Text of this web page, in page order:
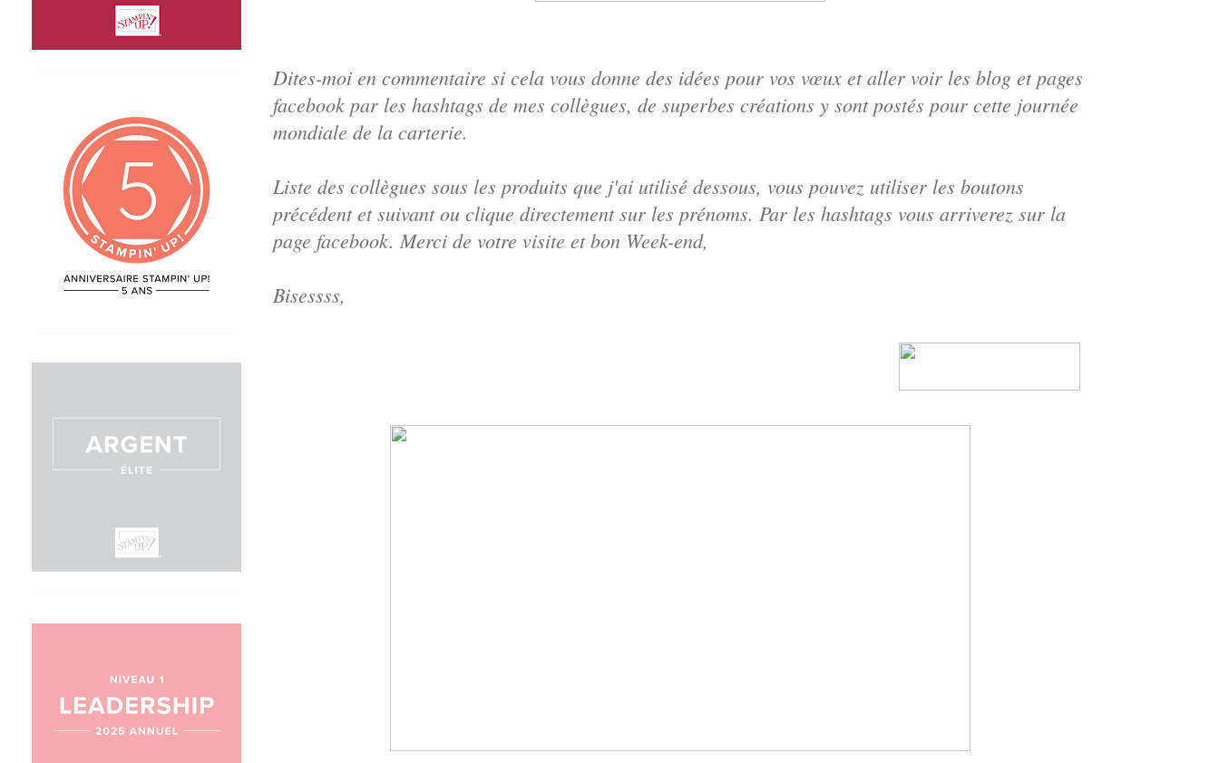
Dites-moi en commentaire si cela vous donne des idées pour vos vœux et aller voir les blog et pages
facebook par les hashtags de mes collègues, de superbes créations y sont postés pour cette journée
mondiale de la carterie.
Liste des collègues sous les produits que j'ai utilisé dessous, vous pouvez utiliser les boutons
précédent et suivant ou clique directement sur les prénoms. Par les hashtags vous arriverez sur la
page facebook. Merci de votre visite et bon Week-end,
Bisessss,